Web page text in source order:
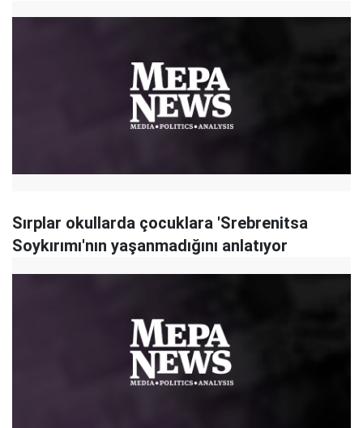
Sırplar okullarda çocuklara 'Srebrenitsa
Soykırımı'nın yaşanmadığını anlatıyor